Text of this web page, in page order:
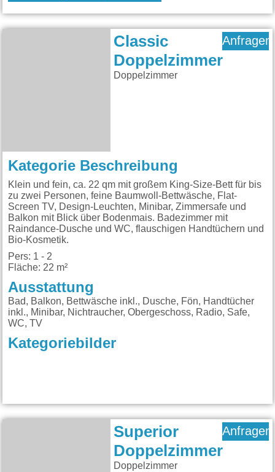
Classic
Doppelzimmer
Doppelzimmer
Anfragen
Kategorie Beschreibung
Klein und fein, ca. 22 qm mit großem King-Size-Bett für bis
zu zwei Personen, feine Baumwoll-Bettwäsche, Flat-
Screen TV, Design-Leuchten, Minibar, Zimmersafe und
Balkon mit Blick über Bodenmais. Badezimmer mit
Raindance-Dusche und WC, flauschigen Handtüchern und
Bio-Kosmetik.
Pers: 1 - 2
Fläche: 22 m²
Ausstattung
Bad, Balkon, Bettwäsche inkl., Dusche, Fön, Handtücher
inkl., Minibar, Nichtraucher, Obergeschoss, Radio, Safe,
WC, TV
Kategoriebilder
Superior
Doppelzimmer
Doppelzimmer
Anfragen